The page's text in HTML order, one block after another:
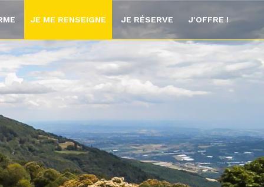
JE ME RENSEIGNE JE RÉSERVE J'OFFRE !